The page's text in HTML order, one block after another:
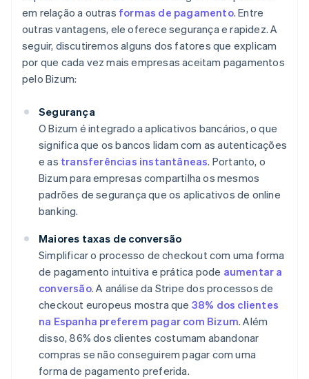
em relação a outras formas de pagamento. Entre
outras vantagens, ele oferece segurança e rapidez. A
seguir, discutiremos alguns dos fatores que explicam
por que cada vez mais empresas aceitam pagamentos
pelo Bizum:
Segurança​
O Bizum é integrado a aplicativos bancários, o que
significa que os bancos lidam com as autenticações
e as transferências instantâneas. Portanto, o
Bizum para empresas compartilha os mesmos
padrões de segurança que os aplicativos de online
banking.
Maiores taxas de conversão
Simplificar o processo de checkout com uma forma
de pagamento intuitiva e prática pode aumentar a
conversão. A análise da Stripe dos processos de
checkout europeus mostra que 38% dos clientes
na Espanha preferem pagar com Bizum. Além
disso, 86% dos clientes costumam abandonar
compras se não conseguirem pagar com uma
forma de pagamento preferida.